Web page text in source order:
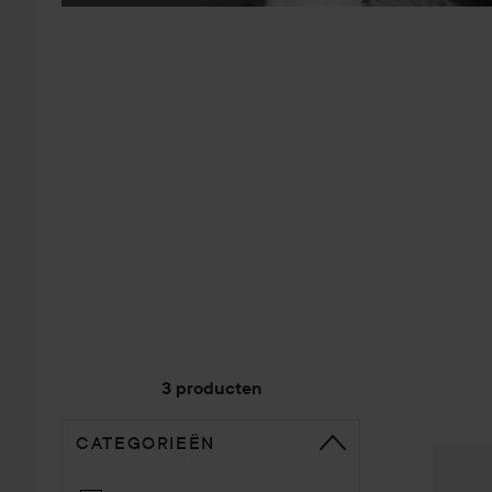
3 producten
GA NAAR SORTEREN
CATEGORIEËN